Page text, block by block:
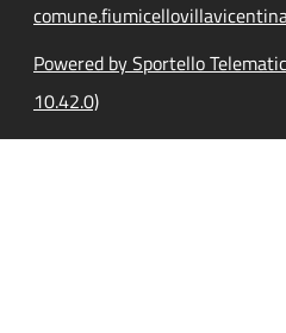
Powered by Sportello
10.42.0)